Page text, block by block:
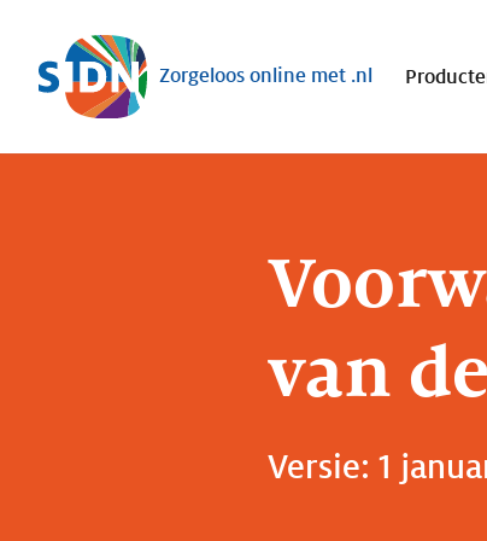
Sla navigatie over
Zorgeloos online met .nl
van
Versie: 1